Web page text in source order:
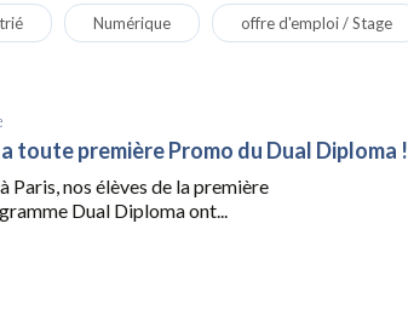
Numérique offre d'emploi / Stage
toute première Promo du Dual Diploma !
Paris, nos élèves de la première
Dual Diploma ont...